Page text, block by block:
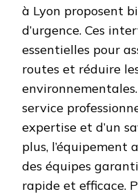
à Lyon proposent
d’urgence. Ces
essentielles pour
routes et réduire
service
expertise et d’un
plus,
des équipes
rapide et efficace.